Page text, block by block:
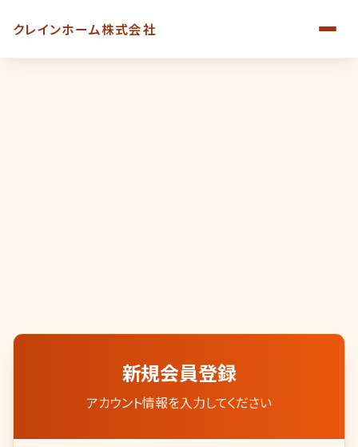
クレインホーム株式会社
新規会員登録
アカウント情報を入力してください